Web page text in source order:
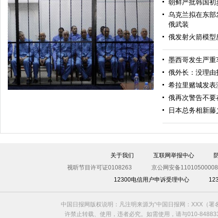
美军导弹驱逐舰抵达黑海旨在威慑俄罗斯
利比亚法庭开审卡扎菲政权高官
朝鲜严批韩国
乌克兰拟在东
俄武装
俄发射火箭模
墨西哥发生严
俄外长：没理
希拉里赌城发
俄再次警告不
日本总务相新
关于我们 互联网举报中心
视听节目许可证0108263
京公网安备
12300电信用户申诉受理中心
中国日报网版权说明：凡注明来源为“中国日报网：XXX（
许禁止转载、使用，违者必究。如需使用，请与010-